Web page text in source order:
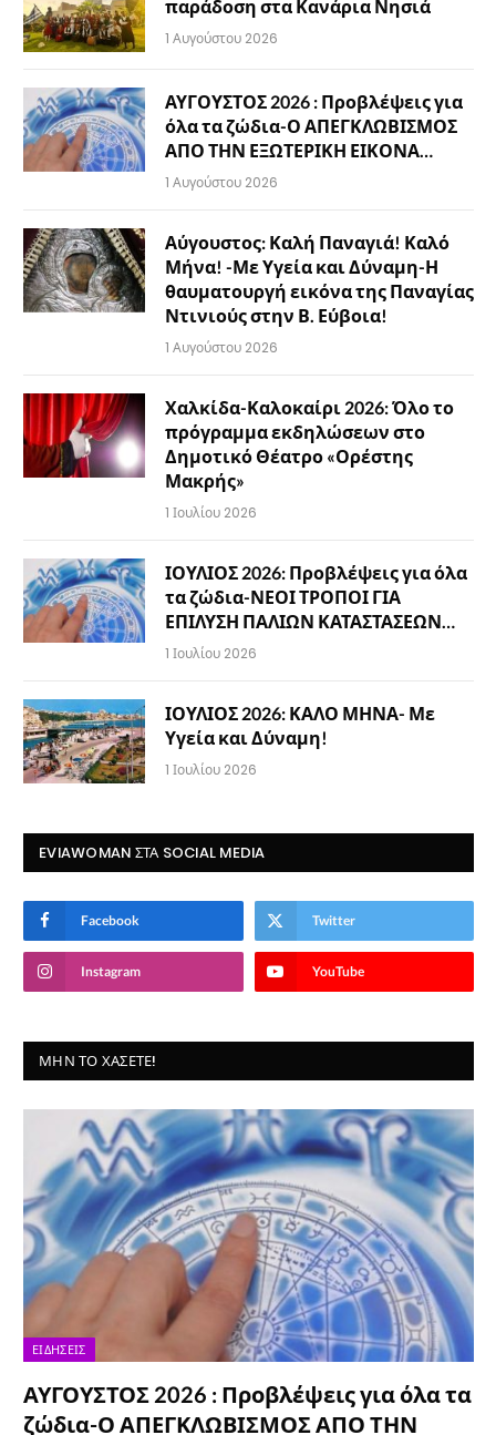
παράδοση στα Κανάρια Νησιά
1 Αυγούστου 2026
ΑΥΓΟΥΣΤΟΣ 2026 : Προβλέψεις για
όλα τα ζώδια-Ο ΑΠΕΓΚΛΩΒΙΣΜΟΣ
ΑΠΟ ΤΗΝ ΕΞΩΤΕΡΙΚΗ ΕΙΚΟΝΑ…
1 Αυγούστου 2026
Αύγουστος: Καλή Παναγιά! Καλό
Μήνα! -Με Υγεία και Δύναμη-Η
θαυματουργή εικόνα της Παναγίας
Ντινιούς στην Β. Εύβοια!
1 Αυγούστου 2026
Χαλκίδα-Καλοκαίρι 2026: Όλο το
πρόγραμμα εκδηλώσεων στο
Δημοτικό Θέατρο «Ορέστης
Μακρής»
1 Ιουλίου 2026
ΙΟΥΛΙΟΣ 2026: Προβλέψεις για όλα
τα ζώδια-ΝΕΟΙ ΤΡΟΠΟΙ ΓΙΑ
ΕΠΙΛΥΣΗ ΠΑΛΙΩΝ ΚΑΤΑΣΤΑΣΕΩΝ…
1 Ιουλίου 2026
ΙΟΥΛΙΟΣ 2026: ΚΑΛΟ ΜΗΝΑ- Με
Υγεία και Δύναμη!
1 Ιουλίου 2026
EVIAWOMAN ΣΤΑ SOCIAL MEDIA
Facebook Twitter
Instagram YouTube
ΜΗΝ ΤΟ ΧΆΣΕΤΕ!
ΕΙΔΉΣΕΙΣ
ΑΥΓΟΥΣΤΟΣ 2026 : Προβλέψεις για όλα τα
ζώδια-Ο ΑΠΕΓΚΛΩΒΙΣΜΟΣ ΑΠΟ ΤΗΝ